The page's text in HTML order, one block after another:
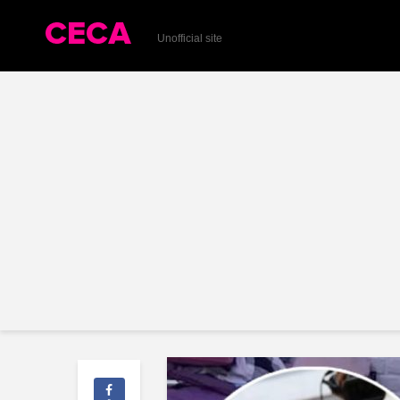
Unofficial site